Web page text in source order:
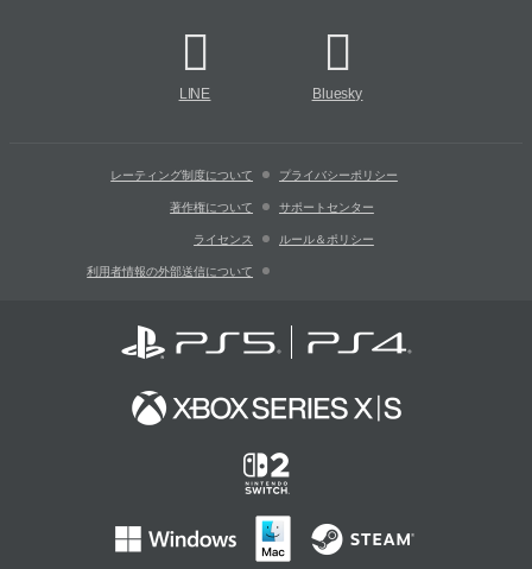
LINE Bluesky
レーティング制度について プライバシーポリシー
著作権について サポートセンター
ライセンス ルール＆ポリシー
利用者情報の外部送信について